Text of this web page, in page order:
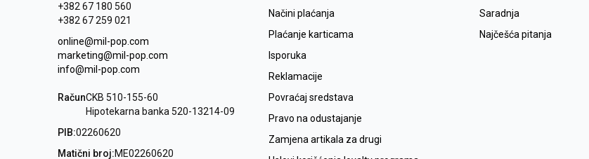
+382 67 180 560
+382 67 259 021
online@mil-pop.com
marketing@mil-pop.com
info@mil-pop.com
RačunCKB 510-155-60
Hipotekarna banka 520-13214-09
PIB:02260620
Matični broj:ME02260620
Načini plaćanja
Plaćanje karticama
Isporuka
Reklamacije
Povraćaj sredstava
Pravo na odustajanje
Zamjena artikala za drugi
Saradnja
Najčešća pitanja